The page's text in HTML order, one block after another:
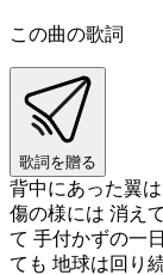
この曲の歌詞
歌詞を贈る
背中にあった翼
傷の様には 消え
て 手付かずの一
ても 地球は回り